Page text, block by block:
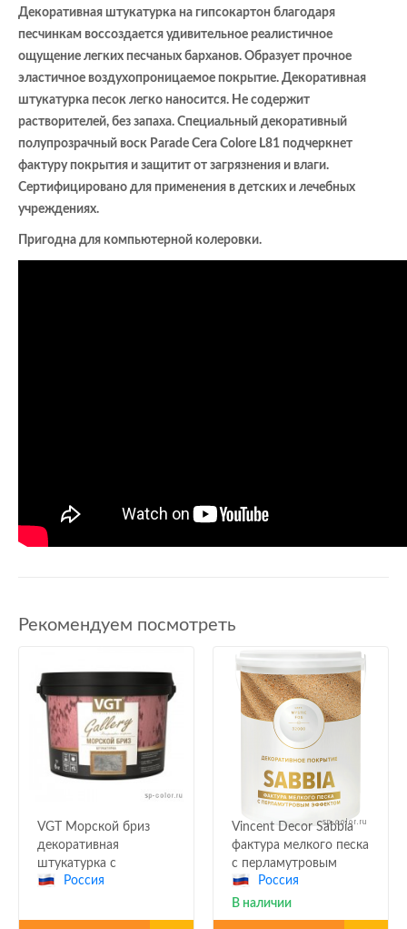
Декоративная штукатурка на гипсокартон благодаря
песчинкам воссоздается удивительное реалистичное
ощущение легких песчаных барханов. Образует прочное
эластичное воздухопроницаемое покрытие. Декоративная
штукатурка песок легко наносится. Не содержит
растворителей, без запаха. Специальный декоративный
полупрозрачный воск Parade Cera Colore L81 подчеркнет
фактуру покрытия и защитит от загрязнения и влаги.
Сертифицировано для применения в детских и лечебных
учреждениях.
Пригодна для компьютерной колеровки.
Рекомендуем посмотреть
VGT Морской бриз
декоративная
штукатурка с
эффектом песка
Россия
Vincent Decor Sabbia
фактура мелкого песка
с перламутровым
эффектом
Россия
В наличии